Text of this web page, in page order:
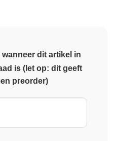
dit artikel in
is (let op: dit geeft
preorder)